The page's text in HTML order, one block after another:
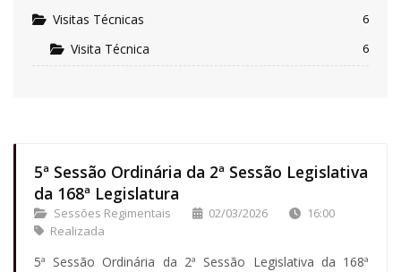
5ª Sessão Ordinária da 2ª Sessão Legislativa
da 168ª Legislatura
Sessões Regimentais 02/03/2026
16:00
Realizada
5ª Sessão Ordinária da 2ª Sessão Legislativa da 168ª
Visitas Técnicas 6
Visita Técnica 6